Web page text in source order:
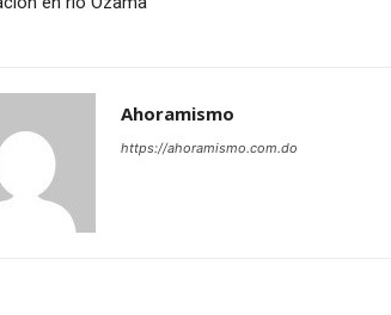
Ahoramismo
https://ahoramismo.com.do